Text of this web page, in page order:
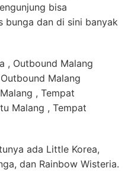
bisa
bunga dan di sini banyak
ada Little Korea,
dan Rainbow Wisteria.